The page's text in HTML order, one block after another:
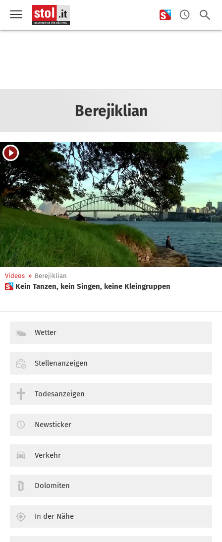
Berejiklian
Videos » Berejiklian
 Kein Tanzen, kein Singen, keine Kleingruppen
Wetter
Stellenanzeigen
Todesanzeigen
Newsticker
Verkehr
Dolomiten
In der Nähe